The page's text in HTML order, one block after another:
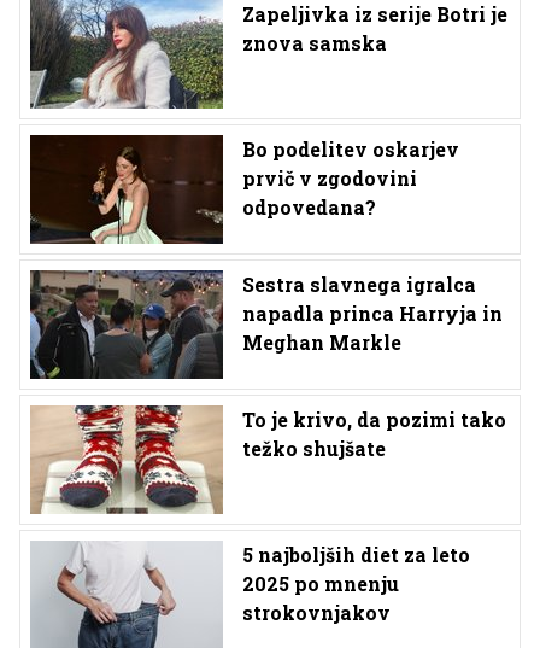
Zapeljivka iz serije Botri je
znova samska
Bo podelitev oskarjev
prvič v zgodovini
odpovedana?
Sestra slavnega igralca
napadla princa Harryja in
Meghan Markle
To je krivo, da pozimi tako
težko shujšate
5 najboljših diet za leto
2025 po mnenju
strokovnjakov